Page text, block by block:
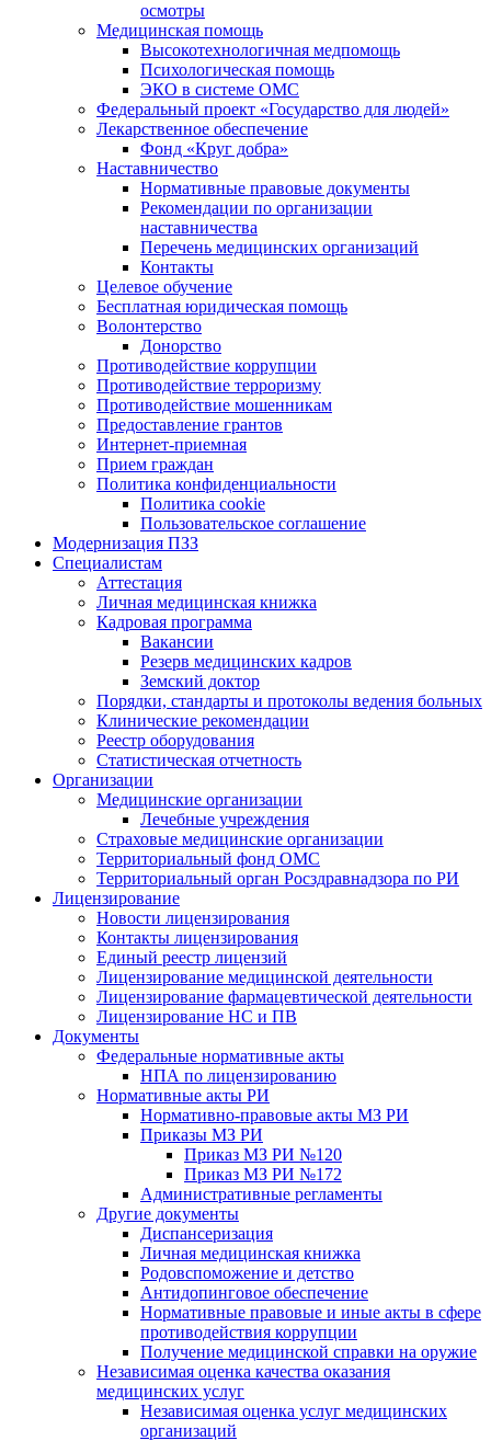
осмотры
Медицинская помощь
Высокотехнологичная медпомощь
Психологическая помощь
ЭКО в системе ОМС
Федеральный проект «Государство для людей»
Лекарственное обеспечение
Фонд «Круг добра»
Наставничество
Нормативные правовые документы
Рекомендации по организации
наставничества
Перечень медицинских организаций
Контакты
Целевое обучение
Бесплатная юридическая помощь
Волонтерство
Донорство
Противодействие коррупции
Противодействие терроризму
Противодействие мошенникам
Предоставление грантов
Интернет-приемная
Прием граждан
Политика конфиденциальности
Политика cookie
Пользовательское соглашение
Модернизация ПЗЗ
Специалистам
Аттестация
Личная медицинская книжка
Кадровая программа
Вакансии
Резерв медицинских кадров
Земский доктор
Порядки, стандарты и протоколы ведения больных
Клинические рекомендации
Реестр оборудования
Статистическая отчетность
Организации
Медицинские организации
Лечебные учреждения
Страховые медицинские организации
Территориальный фонд ОМС
Территориальный орган Росздравнадзора по РИ
Лицензирование
Новости лицензирования
Контакты лицензирования
Единый реестр лицензий
Лицензирование медицинской деятельности
Лицензирование фармацевтической деятельности
Лицензирование НС и ПВ
Документы
Федеральные нормативные акты
НПА по лицензированию
Нормативные акты РИ
Нормативно-правовые акты МЗ РИ
Приказы МЗ РИ
Приказ МЗ РИ №120
Приказ МЗ РИ №172
Административные регламенты
Другие документы
Диспансеризация
Личная медицинская книжка
Родовспоможение и детство
Антидопинговое обеспечение
Нормативные правовые и иные акты в сфере
противодействия коррупции
Получение медицинской справки на оружие
Независимая оценка качества оказания
медицинских услуг
Независимая оценка услуг медицинскиx
организаций